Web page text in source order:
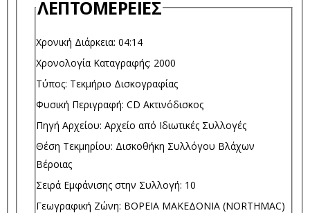
ΛΕΠΤΟΜΈΡΕΙΕΣ
Χρονική Διάρκεια: 04:14
Χρονολογία Καταγραφής: 2000
Τύπος: Τεκμήριο Δισκογραφίας
Φυσική Περιγραφή: CD Ακτινόδισκος
Πηγή Αρχείου: Αρχείο από Ιδιωτικές Συλλογές
Θέση Τεκμηρίου: Δισκοθήκη Συλλόγου Βλάχων
Βέροιας
Σειρά Εμφάνισης στην Συλλογή: 10
Γεωγραφική Ζώνη: ΒΟΡΕΙΑ ΜΑΚΕΔΟΝΙΑ (NORTHMAC)